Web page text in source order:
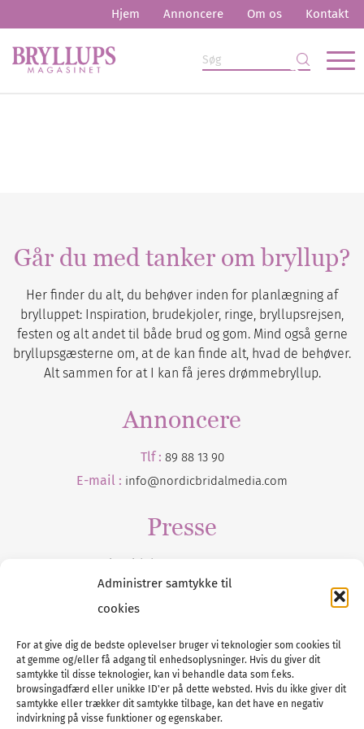
Administrer samtykke til
cookies
For at give dig de bedste oplevelser bruger vi teknologier som cookies til
at gemme og/eller få adgang til enhedsoplysninger. Hvis du giver dit
samtykke til disse teknologier, kan vi behandle data som f.eks.
browsingadfærd eller unikke ID'er på dette websted. Hvis du ikke giver dit
samtykke eller trækker dit samtykke tilbage, kan det have en negativ
indvirkning på visse funktioner og egenskaber.
Hjem Annoncere Om os Kontakt
Går du med tanker om bryllup?
Her finder du alt, du behøver inden for planlægning af
brylluppet: Inspiration, brudekjoler, ringe, bryllupsrejsen,
festen og alt andet til både brud og gom. Mind også gerne
bryllupsgæsterne om, at de kan finde alt, hvad de behøver.
Alt sammen for at I kan få jeres drømmebryllup.
Annoncere
Tlf : 89 88 13 90
E-mail : info@nordicbridalmedia.com
Presse
Tilmeld dig vores
Tel :89 88 13 90
E-post:info@nordicbridalmedia.com
Nordic Bridal Media